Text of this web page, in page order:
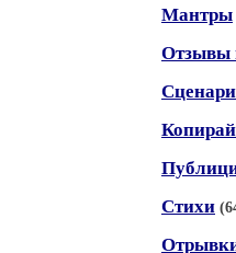
Мантры
Отзывы
Стихи